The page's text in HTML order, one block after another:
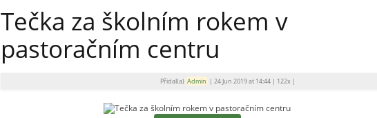
Tečka za školním rokem v
pastoračním centru
Přidal(a) Admin| 24 Jun 2019 at 14:44 | 122x|